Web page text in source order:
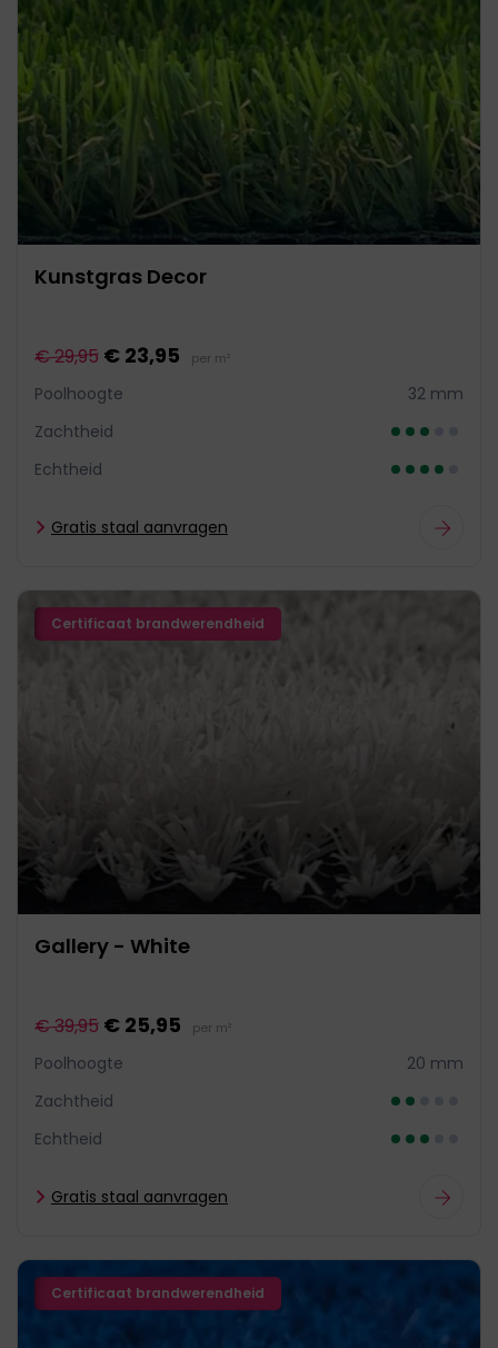
Kunstgras Decor
€ 29,95 € 23,95 per m²
Poolhoogte
32 mm
Zachtheid
Echtheid
Gratis staal aanvragen
Certificaat brandwerendheid
Gallery - White
€ 39,95 € 25,95 per m²
Poolhoogte
20 mm
Zachtheid
Echtheid
Gratis staal aanvragen
Certificaat brandwerendheid